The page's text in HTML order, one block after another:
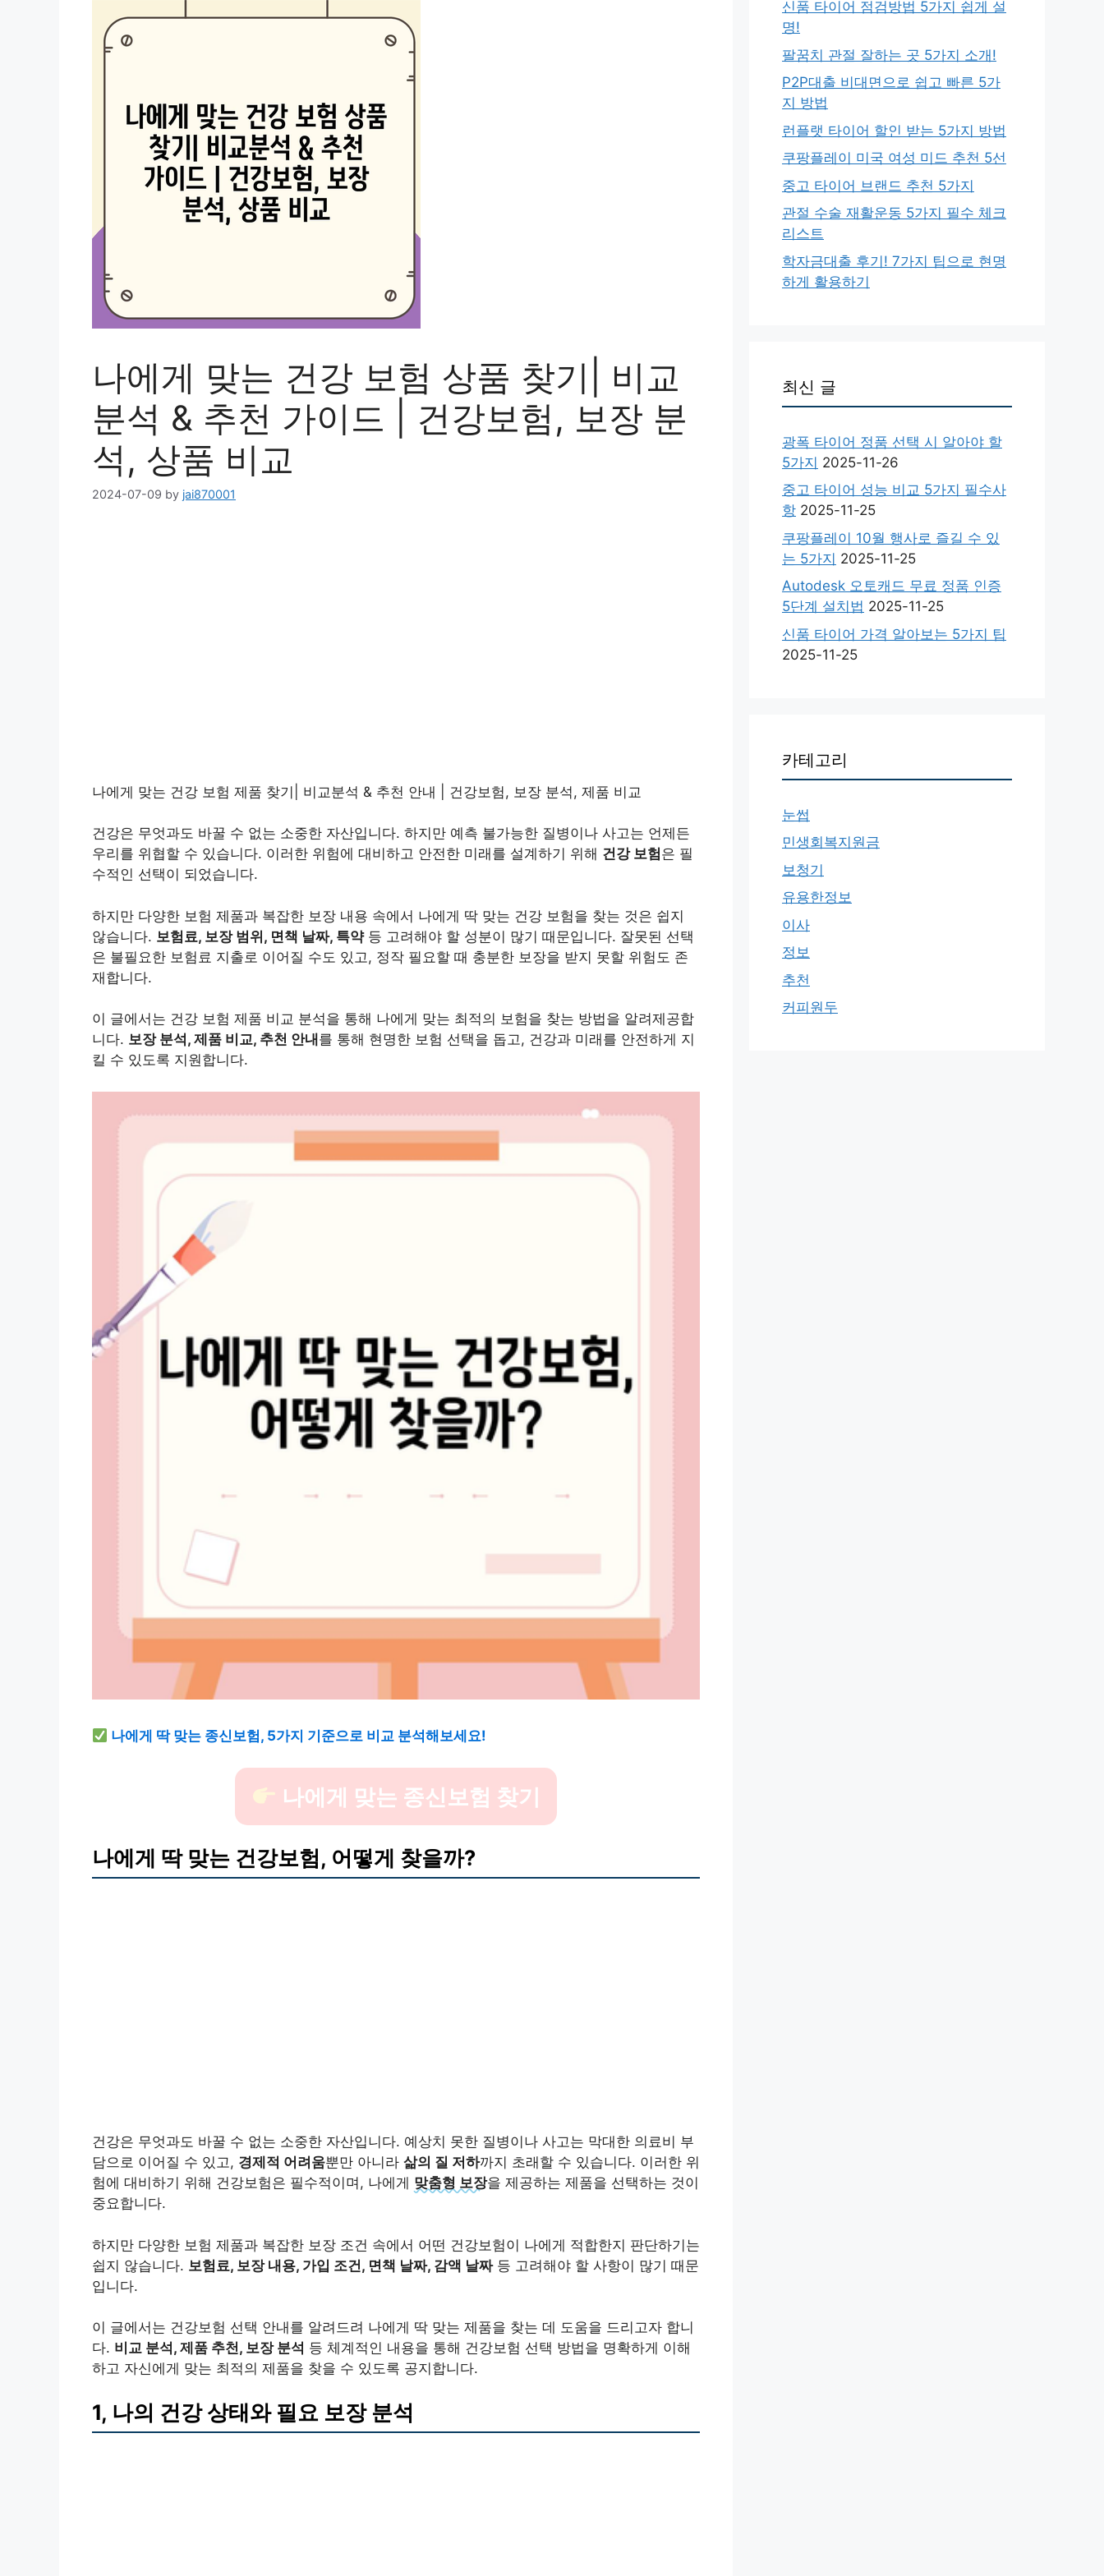
나에게 맞는 건강 보험 상품 찾기| 비교
분석 & 추천 가이드 | 건강보험, 보장 분
석, 상품 비교
2024-07-09 by jai870001
나에게 맞는 건강 보험 제품 찾기| 비교분석 & 추천 안내 | 건강보험, 보장 분석, 제품 비교
건강은 무엇과도 바꿀 수 없는 소중한 자산입니다. 하지만 예측 불가능한 질병이나 사고는 언제든
우리를 위협할 수 있습니다. 이러한 위험에 대비하고 안전한 미래를 설계하기 위해 건강 보험은 필
수적인 선택이 되었습니다.
하지만 다양한 보험 제품과 복잡한 보장 내용 속에서 나에게 딱 맞는 건강 보험을 찾는 것은 쉽지
않습니다. 보험료, 보장 범위, 면책 날짜, 특약등 고려해야 할 성분이 많기 때문입니다. 잘못된 선택
은 불필요한 보험료 지출로 이어질 수도 있고, 정작 필요할 때 충분한 보장을 받지 못할 위험도 존
재합니다.
이 글에서는 건강 보험 제품 비교 분석을 통해 나에게 맞는 최적의 보험을 찾는 방법을 알려제공합
니다. 보장 분석, 제품 비교, 추천 안내 를 통해 현명한 보험 선택을 돕고, 건강과 미래를 안전하게 지
킬 수 있도록 지원합니다.
나에게 딱 맞는 종신보험, 5가지 기준으로 비교 분석해보세요!
나에게 맞는 종신보험 찾기
나에게 딱 맞는 건강보험, 어떻게 찾을까?
건강은 무엇과도 바꿀 수 없는 소중한 자산입니다. 예상치 못한 질병이나 사고는 막대한 의료비 부
담으로 이어질 수 있고, 경제적 어려움뿐만 아니라 삶의 질 저하까지 초래할 수 있습니다. 이러한 위
험에 대비하기 위해 건강보험은 필수적이며, 나에게 맞춤형 보장을 제공하는 제품을 선택하는 것이
중요합니다.
하지만 다양한 보험 제품과 복잡한 보장 조건 속에서 어떤 건강보험이 나에게 적합한지 판단하기는
쉽지 않습니다. 보험료, 보장 내용, 가입 조건, 면책 날짜, 감액 날짜등 고려해야 할 사항이 많기 때문
입니다.
이 글에서는 건강보험 선택 안내를 알려드려 나에게 딱 맞는 제품을 찾는 데 도움을 드리고자 합니
다. 비교 분석, 제품 추천, 보장 분석 등 체계적인 내용을 통해 건강보험 선택 방법을 명확하게 이해
하고 자신에게 맞는 최적의 제품을 찾을 수 있도록 공지합니다.
1, 나의 건강 상태와 필요 보장 분석
신품 타이어 점검방법 5가지 쉽게 설
명!
팔꿈치 관절 잘하는 곳 5가지 소개!
P2P대출 비대면으로 쉽고 빠른 5가
지 방법
런플랫 타이어 할인 받는 5가지 방법
쿠팡플레이 미국 여성 미드 추천 5선
중고 타이어 브랜드 추천 5가지
관절 수술 재활운동 5가지 필수 체크
리스트
학자금대출 후기! 7가지 팁으로 현명
하게 활용하기
최신 글
광폭 타이어 정품 선택 시 알아야 할
5가지 2025-11-26
중고 타이어 성능 비교 5가지 필수사
항 2025-11-25
쿠팡플레이 10월 행사로 즐길 수 있
는 5가지 2025-11-25
Autodesk 오토캐드 무료 정품 인증
5단계 설치법 2025-11-25
신품 타이어 가격 알아보는 5가지 팁
2025-11-25
카테고리
눈썹
민생회복지원금
보청기
유용한정보
이사
정보
추천
커피원두